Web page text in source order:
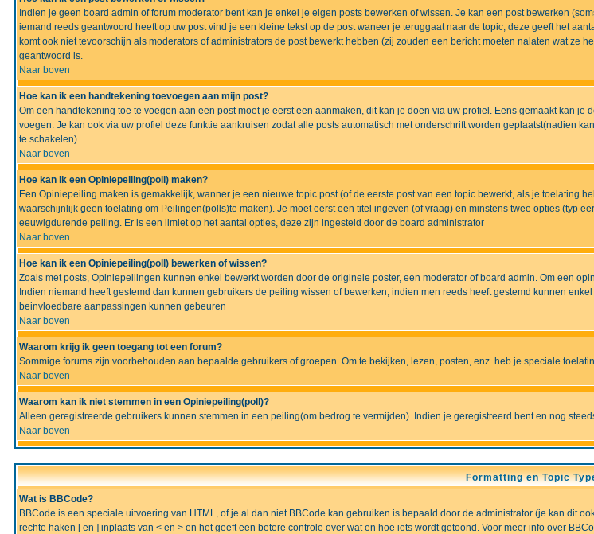
Indien je geen board admin of forum moderator bent kan je enkel je eigen posts bewerken of wissen. Je kan een post bewerken
iemand reeds geantwoord heeft op uw post vind je een kleine tekst op de post waneer je teruggaat naar de topic, deze geeft het
komt ook niet tevoorschijn als moderators of administrators de post bewerkt hebben (zij zouden een bericht moeten nalaten wat
geantwoord is.
Naar boven
Hoe kan ik een handtekening toevoegen aan mijn post?
Om een handtekening toe te voegen aan een post moet je eerst een aanmaken, dit kan je doen via uw profiel. Eens gemaakt kan je
voegen. Je kan ook via uw profiel deze funktie aankruisen zodat alle posts automatisch met onderschrift worden geplaatst(nadien
te schakelen)
Naar boven
Hoe kan ik een Opiniepeiling(poll) maken?
Een Opiniepeiling maken is gemakkelijk, wanner je een nieuwe topic post (of de eerste post van een topic bewerkt, als je toelating
waarschijnlijk geen toelating om Peilingen(polls)te maken). Je moet eerst een titel ingeven (of vraag) en minstens twee opties (typ
eeuwigdurende peiling. Er is een limiet op het aantal opties, deze zijn ingesteld door de board administrator
Naar boven
Hoe kan ik een Opiniepeiling(poll) bewerken of wissen?
Zoals met posts, Opiniepeilingen kunnen enkel bewerkt worden door de originele poster, een moderator of board admin. Om een
Indien niemand heeft gestemd dan kunnen gebruikers de peiling wissen of bewerken, indien men reeds heeft gestemd kunnen
beinvloedbare aanpassingen kunnen gebeuren
Naar boven
Waarom krijg ik geen toegang tot een forum?
Sommige forums zijn voorbehouden aan bepaalde gebruikers of groepen. Om te bekijken, lezen, posten, enz. heb je speciale
Naar boven
Waarom kan ik niet stemmen in een Opiniepeiling(poll)?
Alleen geregistreerde gebruikers kunnen stemmen in een peiling(om bedrog te vermijden). Indien je geregistreerd bent en nog
Naar boven
Formatting en Topic
Wat is BBCode?
BBCode is een speciale uitvoering van HTML, of je al dan niet BBCode kan gebruiken is bepaald door de administrator (je kan dit
rechte haken [ en ] inplaats van < en > en het geeft een betere controle over wat en hoe iets wordt getoond. Voor meer info over